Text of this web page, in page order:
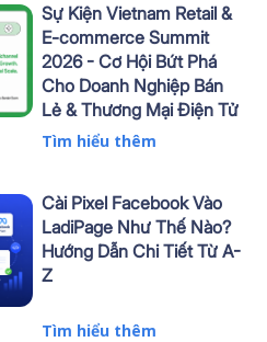
Sự Kiện Vietnam Retail &
E-commerce Summit
2026 - Cơ Hội Bứt Phá
Cho Doanh Nghiệp Bán
Lẻ & Thương Mại Điện Tử
Tìm hiểu thêm
Cài Pixel Facebook Vào
LadiPage Như Thế Nào?
Hướng Dẫn Chi Tiết Từ A-
Z
Tìm hiểu thêm